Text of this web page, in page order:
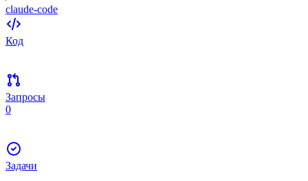
claude-code
Код
Запросы
0
Задачи